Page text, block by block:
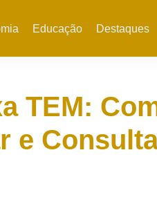
Educação Destaques
TEM:
e